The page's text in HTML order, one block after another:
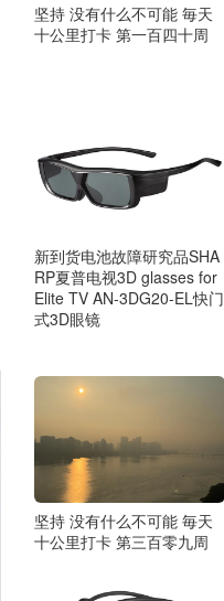
坚持 没有什么不可能 毎天
十公里打卡 第一百四十周
新到货电池故障研究品SHA
RP夏普电视3D glasses for
Elite TV AN-3DG20-EL快门
式3D眼镜
坚持 没有什么不可能 毎天
十公里打卡 第三百零九周